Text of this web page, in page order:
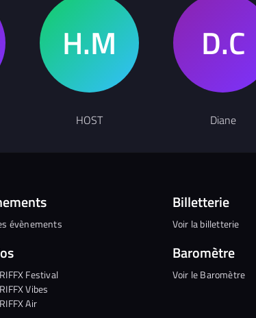
HOST Diane
évènements
Festival
Vibes
Air
Billetterie
Voir la billetterie
Baromètre
Voir le Baromètre